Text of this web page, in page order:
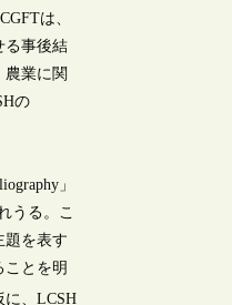
は、
る事後結
農業に関
の
」
うる。こ
題を表す
ことを明
に、LCSH